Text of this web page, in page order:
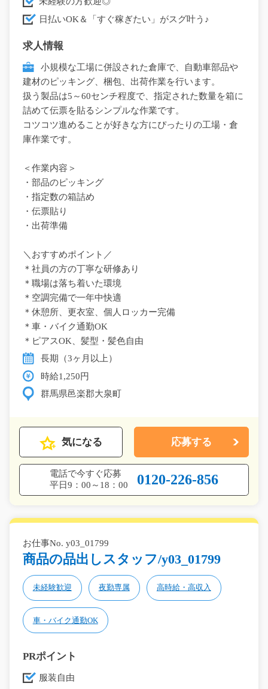
日払いOK＆「すぐ稼ぎたい」がスグ叶う♪
求人情報
小規模な工場に併設された倉庫で、自動車部品や
建材のピッキング、梱包、出荷作業を行います。
扱う製品は5～60センチ程度で、指定された数量を箱に
詰めて伝票を貼るシンプルな作業です。
コツコツ進めることが好きな方にぴったりの工場・倉
庫作業です。
＜作業内容＞
・部品のピッキング
・指定数の箱詰め
・伝票貼り
・出荷準備
＼おすすめポイント／
＊社員の方の丁寧な研修あり
＊職場は落ち着いた環境
＊空調完備で一年中快適
＊休憩所、更衣室、個人ロッカー完備
＊車・バイク通勤OK
＊ピアスOK、髪型・髪色自由
長期（3ヶ月以上）
時給1,250円
群馬県邑楽郡大泉町
気になる 応募する
電話で今すぐ応募
平日9：00～18：00
0120-226-856
お仕事No. y03_01799
商品の品出しスタッフ/y03_01799
未経験歓迎 夜勤専属 高時給・高収入
車・バイク通勤OK
PRポイント
服装自由